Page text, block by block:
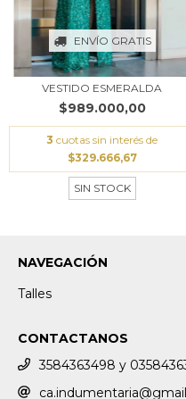
ENVÍO GRATIS
VESTIDO ESMERALDA
$989.000,00
3 cuotas sin interés de
$329.666,67
SIN STOCK
NAVEGACIÓN
Talles
CONTACTANOS
3584363498 y